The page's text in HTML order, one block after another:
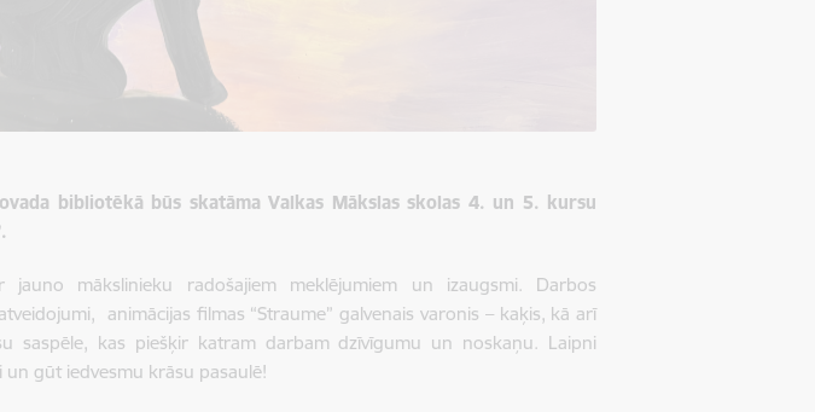
bibliotēkā būs skatāma Valkas Mākslas skolas 4. un 5. kursu
jauno mākslinieku radošajiem meklējumiem un izaugsmi. Darbos
animācijas filmas “Straume” galvenais varonis – kaķis, kā arī
saspēle, kas piešķir katram darbam dzīvīgumu un noskaņu. Laipni
gūt iedvesmu krāsu pasaulē!